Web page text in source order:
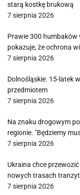
starą kostkę brukową
7 sierpnia 2026
Prawie 300 humbaków
pokazuje, że ochrona
7 sierpnia 2026
Dolnośląskie. 15-latek
przedmiotem
7 sierpnia 2026
Na znaku drogowym
regionie. "Będziemy
7 sierpnia 2026
Ukraina chce
nowych trasach
7 sierpnia 2026